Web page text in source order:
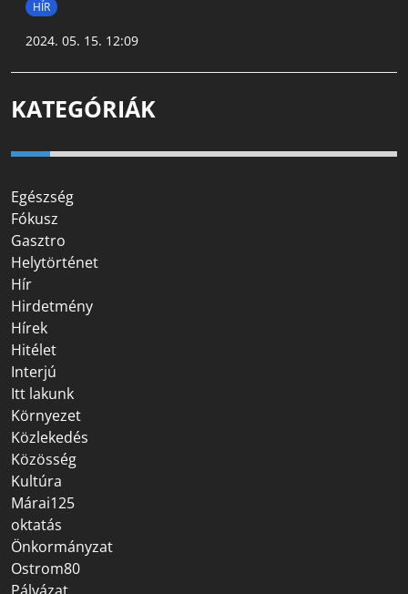
HÍR
2024. 05. 15. 12:09
KATEGÓRIÁK
Egészség
Fókusz
Gasztro
Helytörténet
Hír
Hirdetmény
Hírek
Hitélet
Interjú
Itt lakunk
Környezet
Közlekedés
Közösség
Kultúra
Márai125
oktatás
Önkormányzat
Ostrom80